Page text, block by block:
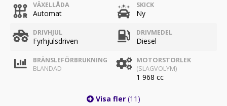
VÄXELLÅDA
Automat
SKICK
Ny
DRIVHJUL
Fyrhjulsdriven
DRIVMEDEL
Diesel
BRÄNSLEFÖRBRUKNING
BLANDAD
MOTORSTORLEK
(SLAGVOLYM)
1 968 cc
Visa fler (11)